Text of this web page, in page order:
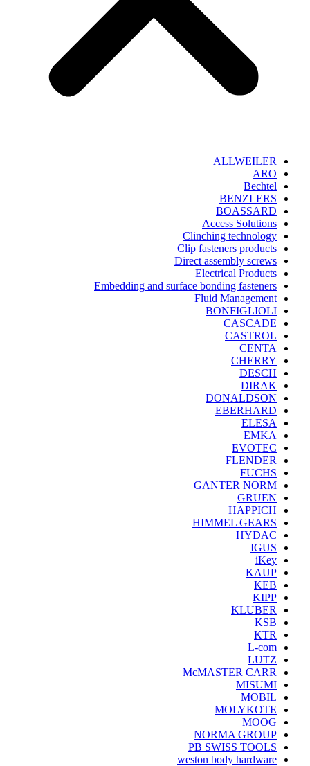
ALLWEILER
ARO
Bechtel
BENZLERS
BOASSARD
Access Solutions
Clinching technology
Clip fasteners products
Direct assembly screws
Electrical Products
Embedding and surface bonding fasteners
Fluid Management
BONFIGLIOLI
CASCADE
CASTROL
CENTA
CHERRY
DESCH
DIRAK
DONALDSON
EBERHARD
ELESA
EMKA
EVOTEC
FLENDER
FUCHS
GANTER NORM
GRUEN
HAPPICH
HIMMEL GEARS
HYDAC
IGUS
iKey
KAUP
KEB
KIPP
KLUBER
KSB
KTR
L-com
LUTZ
McMASTER CARR
MISUMI
MOBIL
MOLYKOTE
MOOG
NORMA GROUP
PB SWISS TOOLS
weston body hardware